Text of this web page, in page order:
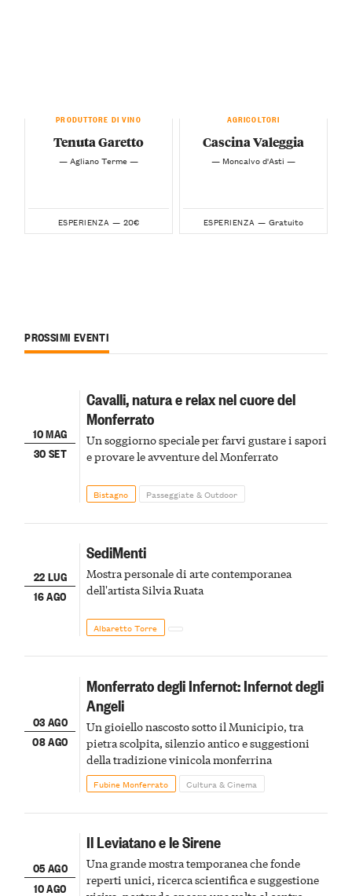
PRODUTTORE DI VINO
Tenuta Garetto
— Agliano Terme —
ESPERIENZA — 20€
AGRICOLTORI
Cascina Valeggia
— Moncalvo d'Asti —
ESPERIENZA — Gratuito
PROSSIMI EVENTI
10 MAG
30 SET
Cavalli, natura e relax nel cuore del
Monferrato
Un soggiorno speciale per farvi gustare i sapori
e provare le avventure del Monferrato
Bistagno Passeggiate & Outdoor
22 LUG
16 AGO
SediMenti
Mostra personale di arte contemporanea
dell'artista Silvia Ruata
Albaretto Torre
03 AGO
08 AGO
Monferrato degli Infernot: Infernot degli
Angeli
Un gioiello nascosto sotto il Municipio, tra
pietra scolpita, silenzio antico e suggestioni
della tradizione vinicola monferrina
Fubine Monferrato Cultura & Cinema
05 AGO
10 AGO
Il Leviatano e le Sirene
Una grande mostra temporanea che fonde
reperti unici, ricerca scientifica e suggestione